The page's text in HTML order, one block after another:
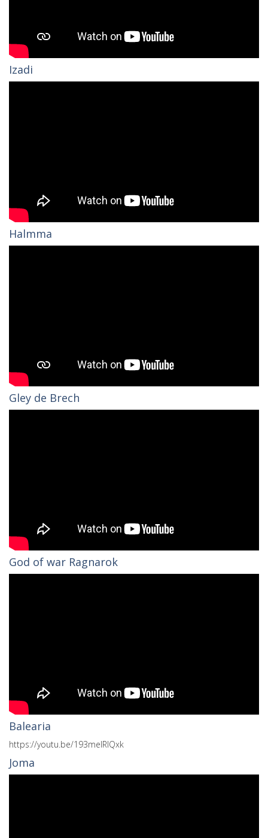
Izadi
Halmma
Gley de Brech
God of war Ragnarok
Balearia
https://youtu.be/193meIRlQxk
Joma